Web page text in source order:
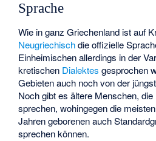
Sprache
Wie in ganz Griechenland ist auf
Neugriechischdie offizielle
Einheimischen allerdings in der
kretischen Dialektes gesprochen
Gebieten auch noch von der
Noch gibt es ältere Menschen,
sprechen, wohingegen die
Jahren geborenen auch
sprechen können.